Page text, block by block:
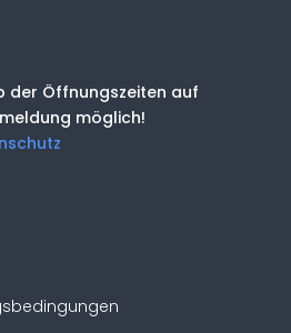
der Öffnungszeiten auf
möglich!